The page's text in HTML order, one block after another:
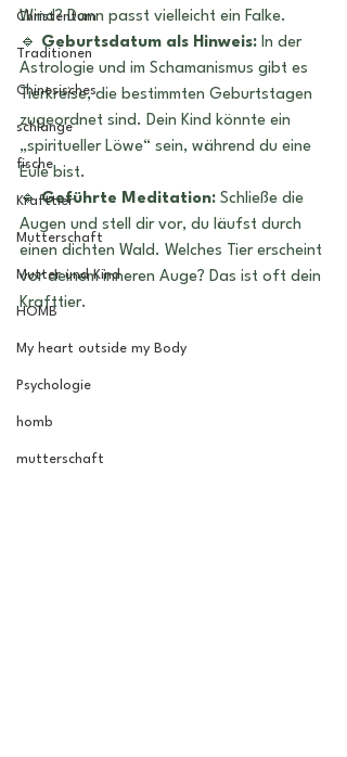
Christentum
Traditionen
Chinesisches
schlange
fische
Krafttier
Mutterschaft
Mutter und Kind
HOMB
My heart outside my Body
Psychologie
homb
mutterschaft
Wind? Dann passt vielleicht ein Falke.
🔹 Geburtsdatum als Hinweis: In der
Astrologie und im Schamanismus gibt es
Tierkreise, die bestimmten Geburtstagen
zugeordnet sind. Dein Kind könnte ein
„spiritueller Löwe“ sein, während du eine
Eule bist.
🔹 Geführte Meditation: Schließe die
Augen und stell dir vor, du läufst durch
einen dichten Wald. Welches Tier erscheint
vor deinem inneren Auge? Das ist oft dein
Krafttier.